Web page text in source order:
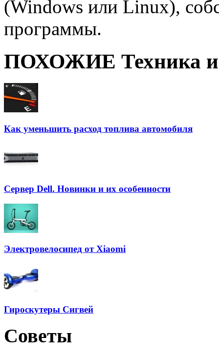
(Windows или Linux),
программы.
ПОХОЖИЕ Техника и
Как уменьшить расход топлива автомобиля
Сервер Dell. Новинки и их особенности
Электровелосипед от Xiaomi
Гироскутеры Сигвей
Советы